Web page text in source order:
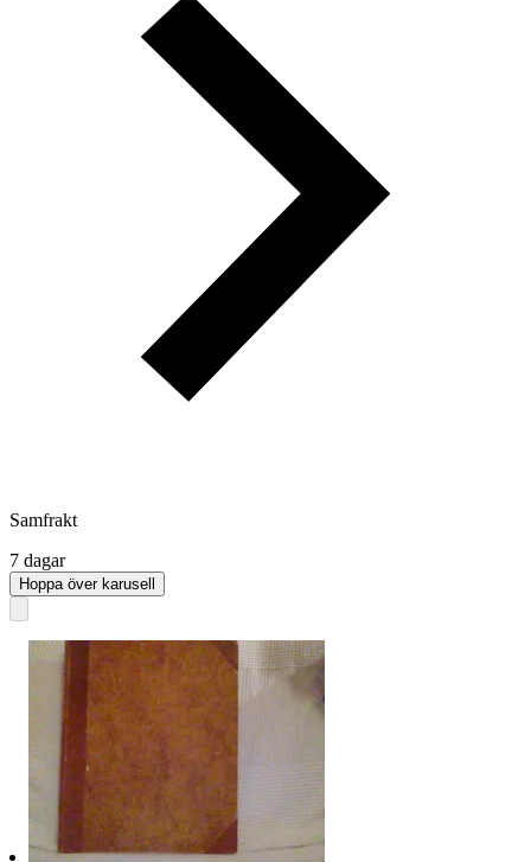
Samfrakt
7 dagar
Hoppa över karusell